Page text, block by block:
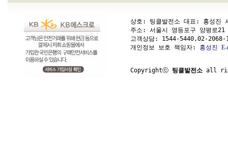
상호: 팅클발전소 대표: 홍성
주소: 서울시 영등포구 양평
고객상담: 1544-5440,02-
개인정보 보호 책임자: 홍성진
Copyrightⓒ 팅클발전소 all